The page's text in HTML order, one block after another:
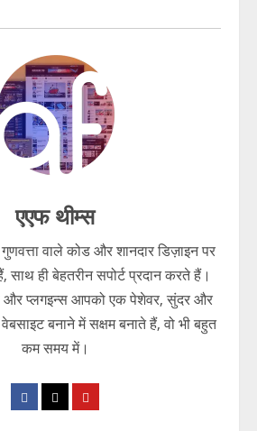
एएफ थीम्स
वाले कोड और शानदार डिज़ाइन पर
साथ ही बेहतरीन सपोर्ट प्रदान करते हैं।
और प्लगइन्स आपको एक पेशेवर, सुंदर और
बनाने में सक्षम बनाते हैं, वो भी बहुत
कम समय में।